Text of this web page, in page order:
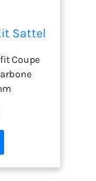
Sattel
Taille
Coupe